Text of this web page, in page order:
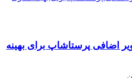
اضافی پرستاشاپ برای بهینه